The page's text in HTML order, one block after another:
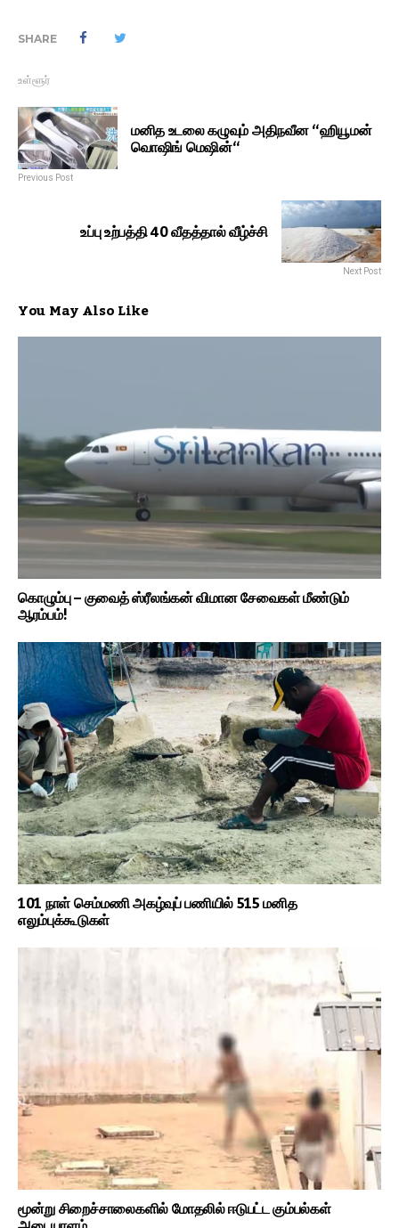
SHARE
உள்ளூர்
மனித உடலை கழுவும் அதிநவீன “ஹியூமன்
வொஷிங் மெஷின்“
Previous Post
உப்பு உற்பத்தி 40 வீதத்தால் வீழ்ச்சி
Next Post
You May Also Like
கொழும்பு – குவைத் ஸ்ரீலங்கன் விமான சேவைகள் மீண்டும்
ஆரம்பம்!
101 நாள் செம்மணி அகழ்வுப் பணியில் 515 மனித
எலும்புக்கூடுகள்
மூன்று சிறைச்சாலைகளில் மோதலில் ஈடுபட்ட கும்பல்கள்